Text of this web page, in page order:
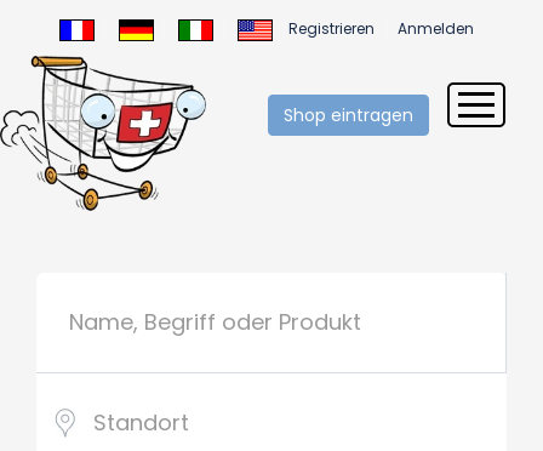
Registrieren Anmelden
Shop eintragen